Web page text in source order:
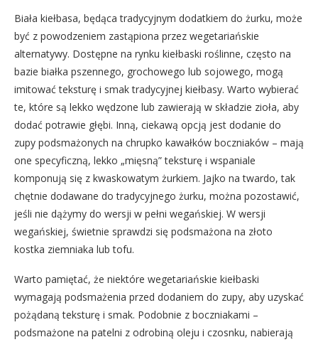
Biała kiełbasa, będąca tradycyjnym dodatkiem do żurku, może
być z powodzeniem zastąpiona przez wegetariańskie
alternatywy. Dostępne na rynku kiełbaski roślinne, często na
bazie białka pszennego, grochowego lub sojowego, mogą
imitować teksturę i smak tradycyjnej kiełbasy. Warto wybierać
te, które są lekko wędzone lub zawierają w składzie zioła, aby
dodać potrawie głębi. Inną, ciekawą opcją jest dodanie do
zupy podsmażonych na chrupko kawałków boczniaków – mają
one specyficzną, lekko „mięsną” teksturę i wspaniale
komponują się z kwaskowatym żurkiem. Jajko na twardo, tak
chętnie dodawane do tradycyjnego żurku, można pozostawić,
jeśli nie dążymy do wersji w pełni wegańskiej. W wersji
wegańskiej, świetnie sprawdzi się podsmażona na złoto
kostka ziemniaka lub tofu.
Warto pamiętać, że niektóre wegetariańskie kiełbaski
wymagają podsmażenia przed dodaniem do zupy, aby uzyskać
pożądaną teksturę i smak. Podobnie z boczniakami –
podsmażone na patelni z odrobiną oleju i czosnku, nabierają